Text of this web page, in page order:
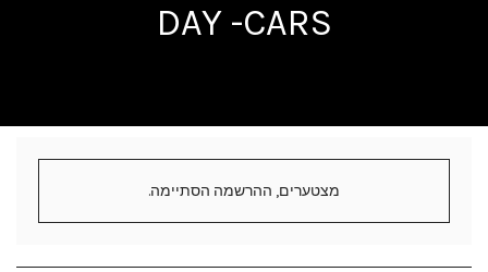
DAY -CARS
מצטערים, ההרשמה הסתיימה.